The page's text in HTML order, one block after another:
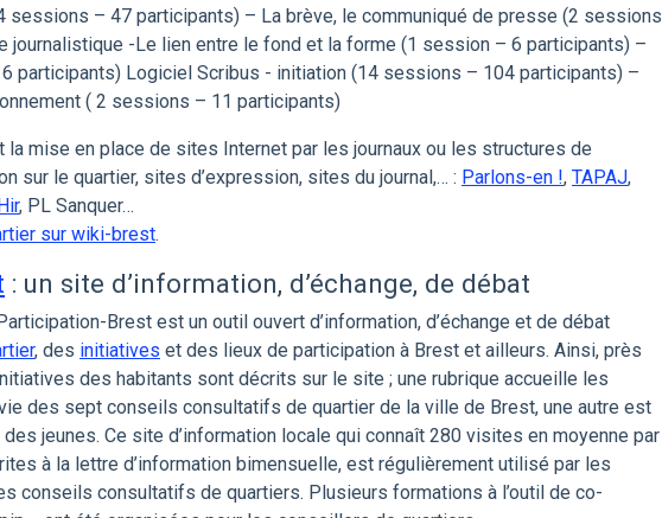
sessions – 47 participants) – La brève, le communiqué de presse (2 sessions
journalistique -Le lien entre le fond et la forme (1 session – 6 participants) –
participants) Logiciel Scribus - initiation (14 sessions – 104 participants) –
( 2 sessions – 11 participants)
mise en place de sites Internet par les journaux ou les structures de
sur le quartier, sites d’expression, sites du journal,… : Parlons-en !, TAPAJ,
, PL Sanquer…
sur wiki-brest.
: un site d’information, d’échange, de débat
Brest est un outil ouvert d’information, d’échange et de débat
, des initiatives et des lieux de participation à Brest et ailleurs. Ainsi, près
des habitants sont décrits sur le site ; une rubrique accueille les
des sept conseils consultatifs de quartier de la ville de Brest, une autre est
jeunes. Ce site d’information locale qui connaît 280 visites en moyenne par
à la lettre d’information bimensuelle, est régulièrement utilisé par les
conseils consultatifs de quartiers. Plusieurs formations à l’outil de co-